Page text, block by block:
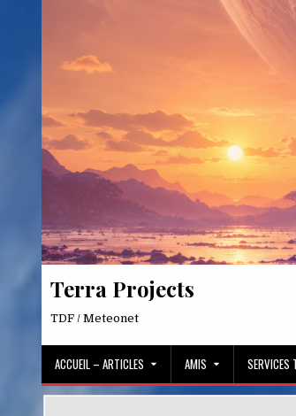
Terra Projects
TDF / Meteonet
ACCUEIL – ARTICLES AMIS SERVICES